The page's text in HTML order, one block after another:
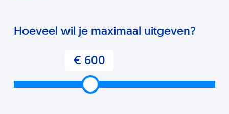
Hoeveel wil je maximaal uitgeven?
€ 600